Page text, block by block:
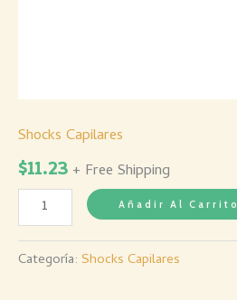
Shocks Capilares
$11.23 + Free Shipping
Añadir Al Carrito
Categoría: Shocks Capilares